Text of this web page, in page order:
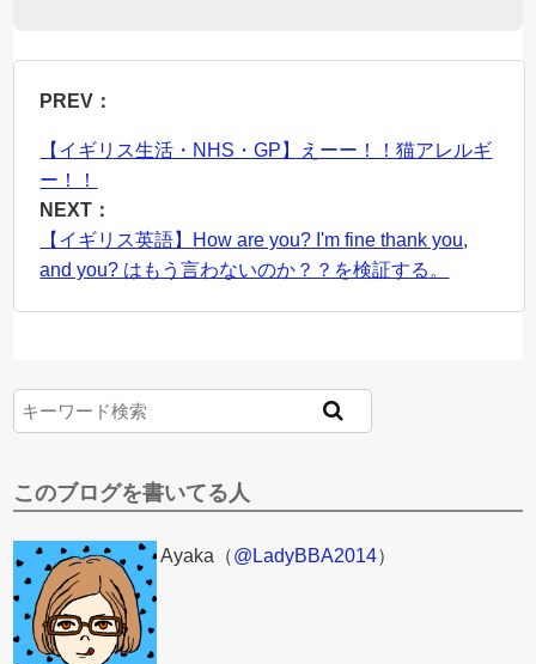
PREV：
【イギリス生活・NHS・GP】えーー！！猫アレルギ
ー！！
NEXT：
【イギリス英語】How are you? I'm fine thank you,
and you? はもう言わないのか？？を検証する。
このブログを書いてる人
Ayaka（@LadyBBA2014）